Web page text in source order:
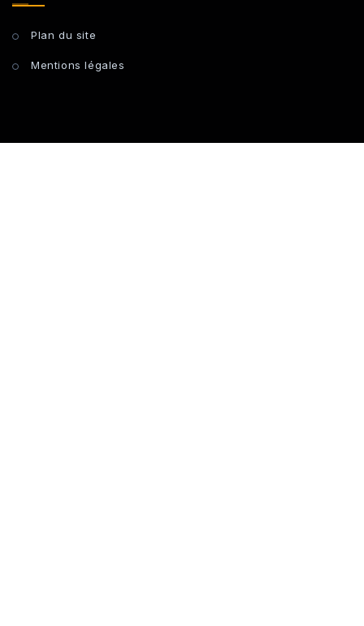
Plan du site
Mentions légales